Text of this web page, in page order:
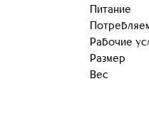
Питание
Рабочие
Размер
Вес